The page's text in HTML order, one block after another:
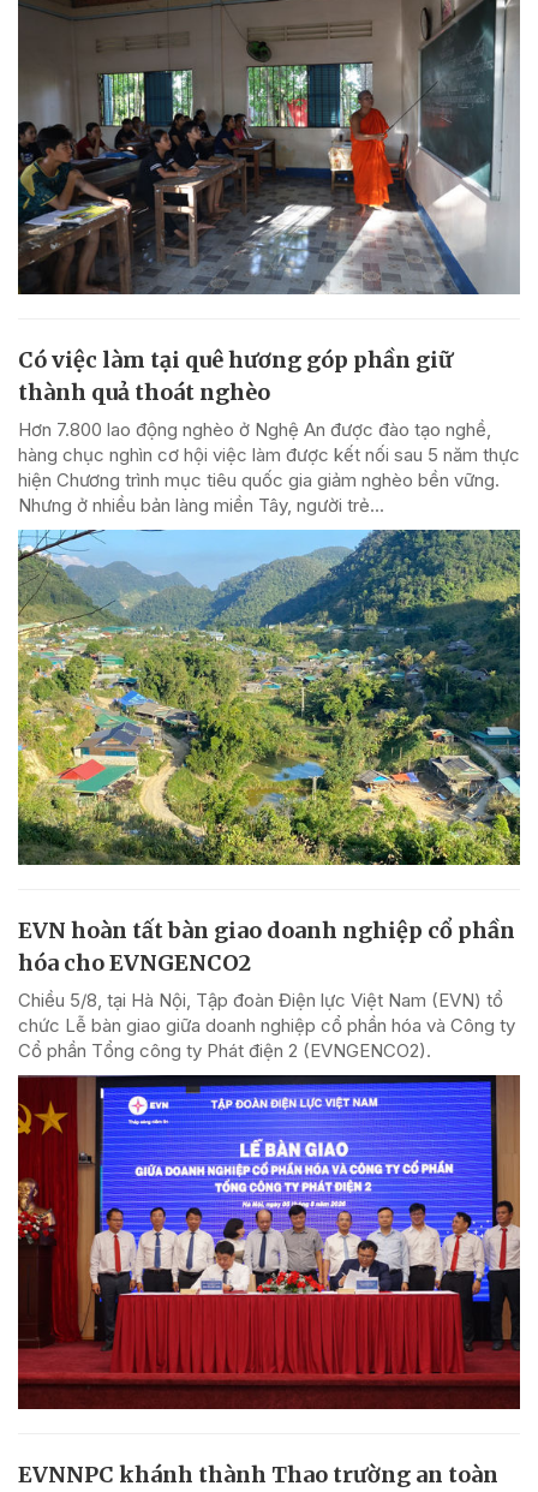
Có việc làm tại quê hương góp phần giữ
thành quả thoát nghèo
Hơn 7.800 lao động nghèo ở Nghệ An được đào tạo nghề,
hàng chục nghìn cơ hội việc làm được kết nối sau 5 năm thực
hiện Chương trình mục tiêu quốc gia giảm nghèo bền vững.
Nhưng ở nhiều bản làng miền Tây, người trẻ...
EVN hoàn tất bàn giao doanh nghiệp cổ phần
hóa cho EVNGENCO2
Chiều 5/8, tại Hà Nội, Tập đoàn Điện lực Việt Nam (EVN) tổ
chức Lễ bàn giao giữa doanh nghiệp cổ phần hóa và Công ty
Cổ phần Tổng công ty Phát điện 2 (EVNGENCO2).
EVNNPC khánh thành Thao trường an toàn